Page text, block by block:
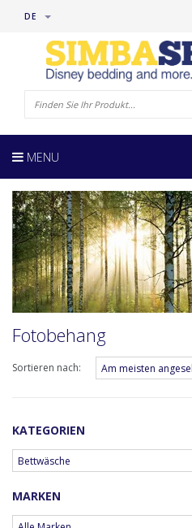
DE
MENU
Fotobehang
Sortieren nach:
KATEGORIEN
MARKEN